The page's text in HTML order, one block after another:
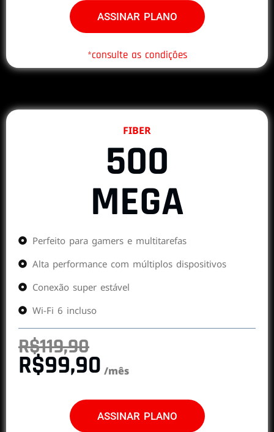
ASSINAR PLANO
*consulte as condições
FIBER
500
MEGA
Perfeito para gamers e multitarefas
Alta performance com múltiplos dispositivos
Conexão super estável
Wi-Fi 6 incluso
R$119,90
R$99,90 /mês
ASSINAR PLANO